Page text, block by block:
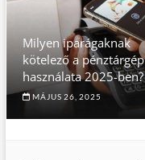
Milyen iparágaknak
kötelező a pénztárgép
használata 2025-ben?
MÁJUS 26, 2025